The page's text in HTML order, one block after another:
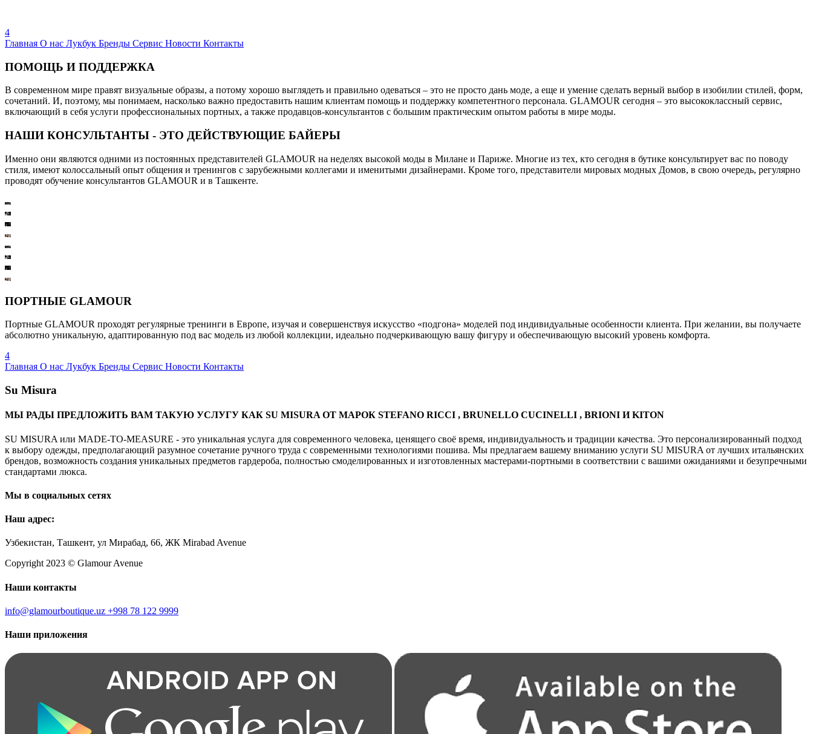
4
Главная О нас Лукбук Бренды Сервис Новости Контакты
ПОМОЩЬ И ПОДДЕРЖКА
В современном мире правят визуальные образы, а потому хорошо выглядеть и правильно одеваться – это не просто дань моде, а еще и умение сделать верный выбор в изобилии стилей, форм,
сочетаний. И, поэтому, мы понимаем, насколько важно предоставить нашим клиентам помощь и поддержку компетентного персонала. GLAMOUR сегодня – это высококлассный сервис,
включающий в себя услуги профессиональных портных, а также продавцов-консультантов с большим практическим опытом работы в мире моды.
НАШИ КОНСУЛЬТАНТЫ - ЭТО ДЕЙСТВУЮЩИЕ БАЙЕРЫ
Именно они являются одними из постоянных представителей GLAMOUR на неделях высокой моды в Милане и Париже. Многие из тех, кто сегодня в бутике консультирует вас по поводу
стиля, имеют колоссальный опыт общения и тренингов с зарубежными коллегами и именитыми дизайнерами. Кроме того, представители мировых модных Домов, в свою очередь, регулярно
проводят обучение консультантов GLAMOUR и в Ташкенте.
ПОРТНЫЕ GLAMOUR
Портные GLAMOUR проходят регулярные тренинги в Европе, изучая и совершенствуя искусство «подгона» моделей под индивидуальные особенности клиента. При желании, вы получаете
абсолютно уникальную, адаптированную под вас модель из любой коллекции, идеально подчеркивающую вашу фигуру и обеспечивающую высокий уровень комфорта.
4
Главная О нас Лукбук Бренды Сервис Новости Контакты
Su Misura
МЫ РАДЫ ПРЕДЛОЖИТЬ ВАМ ТАКУЮ УСЛУГУ КАК SU MISURA ОТ МАРОК STEFANO RICCI , BRUNELLO CUCINELLI , BRIONI И KITON
SU MISURA или MADE-TO-MEASURE - это уникальная услуга для современного человека, ценящего своё время, индивидуальность и традиции качества. Это персонализированный подход
к выбору одежды, предполагающий разумное сочетание ручного труда с современными технологиями пошива. Мы предлагаем вашему вниманию услуги SU MISURA от лучших итальянских
брендов, возможность создания уникальных предметов гардероба, полностью смоделированных и изготовленных мастерами-портными в соответствии с вашими ожиданиями и безупречными
стандартами люкса.
Мы в социальных сетях
Наш адрес:
Узбекистан, Ташкент, ул Мирабад, 66, ЖК Mirabad Avenue
Copyright 2023 © Glamour Avenue
Наши контакты
info@glamourboutique.uz +998 78 122 9999
Наши приложения